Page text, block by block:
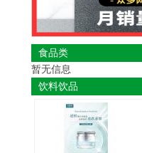
洗衣液
食品类
暂无信息
饮料饮品